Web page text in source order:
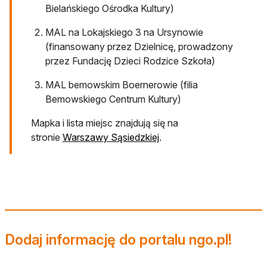
Bielańskiego Ośrodka Kultury)
MAL na Lokajskiego 3 na Ursynowie
(finansowany przez Dzielnicę, prowadzony
przez Fundację Dzieci Rodzice Szkoła)
MAL bemowskim Boernerowie (filia
Bemowskiego Centrum Kultury)
Mapka i lista miejsc znajdują się na
stronie Warszawy Sąsiedzkiejotwiera się w nowej
.
Dodaj informację do portalu ngo.pl!